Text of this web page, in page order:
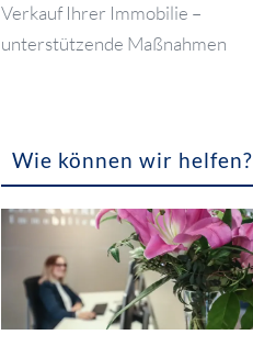
Verkauf Ihrer Immobilie –
unterstützende Maßnahmen
Wie können wir helfen?